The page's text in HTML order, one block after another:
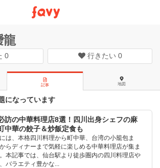
龍
0 行きたい 0
記事 地図
になっています
訪の中華料理店8選！四川出身シェフの麻
中華の餃子＆炒飯定食も
は、本格四川料理から町中華、台湾の小籠包ま
らディナーまで気軽に楽しめる中華料理店が集ま
本記事では、仙台駅より徒歩圏内の四川料理店や
バラエティ豊かな...